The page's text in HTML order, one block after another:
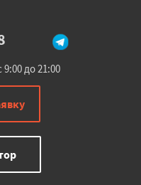
до 21:00